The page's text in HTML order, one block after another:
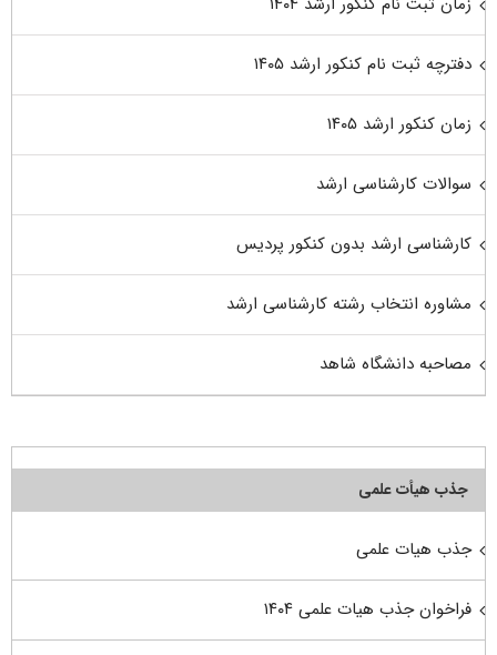
دفترچه ثبت نام کنکور ارشد ۱۴۰۵
زمان کنکور ارشد ۱۴۰۵
سوالات کارشناسی ارشد
کارشناسی ارشد بدون کنکور پردیس
مشاوره انتخاب رشته کارشناسی ارشد
مصاحبه دانشگاه شاهد
جذب هیأت علمی
جذب هیات علمی
فراخوان جذب هیات علمی ۱۴۰۴